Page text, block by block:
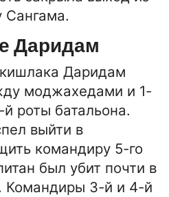
Сангама.
Даридам
Даридам
моджахедами и 1-
роты батальона.
выйти в
командиру 5-го
был убит почти в
Командиры 3-й и 4-й